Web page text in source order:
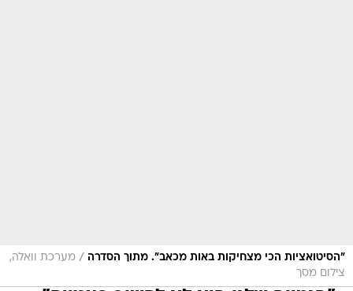
"הסיטואציות הכי מצחיקות באות מכאב". מתוך הסדרה / מערכת וואלה,
צילום מסך